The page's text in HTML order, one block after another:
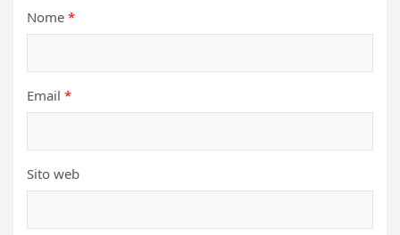
Nome *
Email *
Sito web